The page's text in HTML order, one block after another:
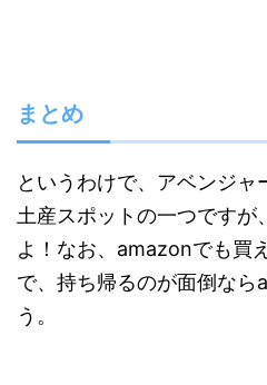
まとめ
というわけで、アベンジャ
土産スポットの一つですが
よ！なお、amazonでも買
で、持ち帰るのが面倒なら
う。